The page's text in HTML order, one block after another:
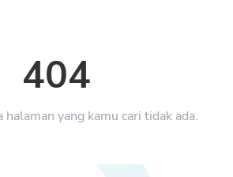
404
yang kamu cari tidak ada.